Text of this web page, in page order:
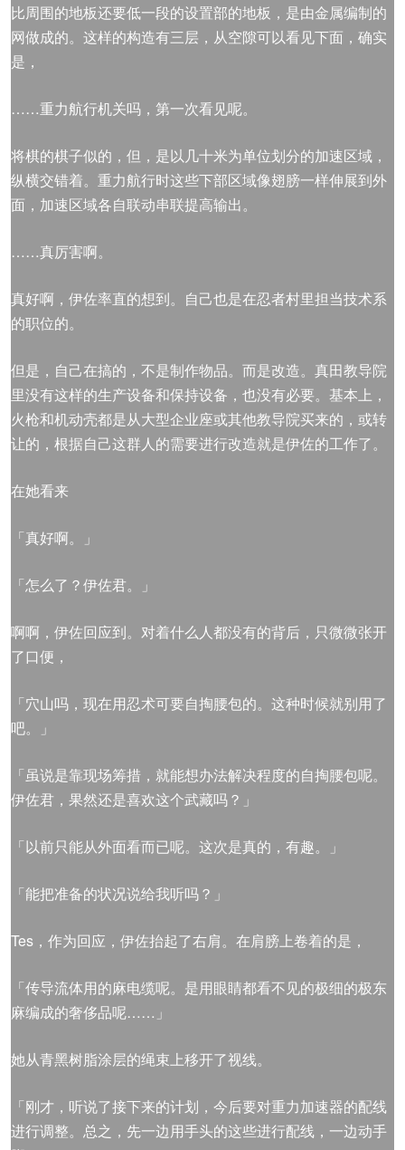
比周围的地板还要低一段的设置部的地板，是由金属编制的
网做成的。这样的构造有三层，从空隙可以看见下面，确实
是，
……重力航行机关吗，第一次看见呢。
将棋的棋子似的，但，是以几十米为单位划分的加速区域，
纵横交错着。重力航行时这些下部区域像翅膀一样伸展到外
面，加速区域各自联动串联提高输出。
……真厉害啊。
真好啊，伊佐率直的想到。自己也是在忍者村里担当技术系
的职位的。
但是，自己在搞的，不是制作物品。而是改造。真田教导院
里没有这样的生产设备和保持设备，也没有必要。基本上，
火枪和机动壳都是从大型企业座或其他教导院买来的，或转
让的，根据自己这群人的需要进行改造就是伊佐的工作了。
在她看来
「真好啊。」
「怎么了？伊佐君。」
啊啊，伊佐回应到。对着什么人都没有的背后，只微微张开
了口便，
「穴山吗，现在用忍术可要自掏腰包的。这种时候就别用了
吧。」
「虽说是靠现场筹措，就能想办法解决程度的自掏腰包呢。
伊佐君，果然还是喜欢这个武藏吗？」
「以前只能从外面看而已呢。这次是真的，有趣。」
「能把准备的状况说给我听吗？」
Tes，作为回应，伊佐抬起了右肩。在肩膀上卷着的是，
「传导流体用的麻电缆呢。是用眼睛都看不见的极细的极东
麻编成的奢侈品呢……」
她从青黑树脂涂层的绳束上移开了视线。
「刚才，听说了接下来的计划，今后要对重力加速器的配线
进行调整。总之，先一边用手头的这些进行配线，一边动手